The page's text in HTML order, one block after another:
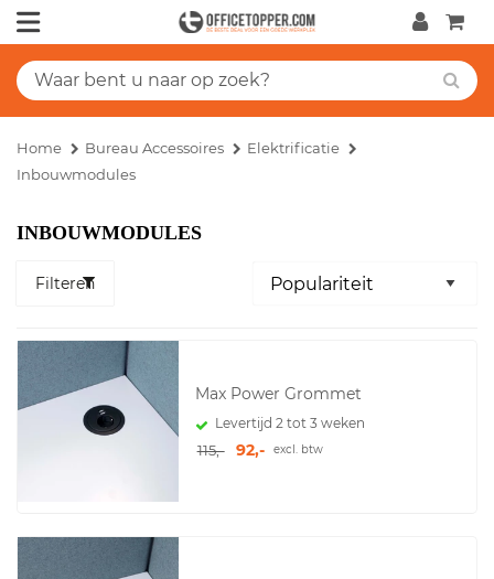
Home Bureau Accessoires
Elektrificatie
Inbouwmodules
INBOUWMODULES
Filteren
Max Power Grommet
Levertijd 2 tot 3 weken
115,- 92,- excl. btw